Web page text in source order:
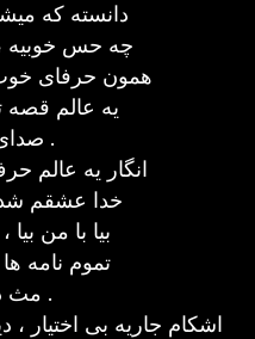
دانسته که
چه حس خوبیه
همون حرفای
یه عالم
صدای بی صدا .
انگار یه عالم
خدا عشقم
بیا با من
تموم نامه
مث دیوونه ها .
اشکام جاریه بی اختیار ،